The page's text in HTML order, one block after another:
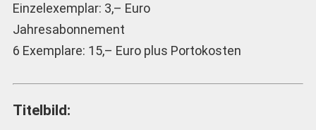
Einzelexemplar: 3,– Euro
Jahresabonnement
6 Exemplare: 15,– Euro plus Portokosten
Titelbild: